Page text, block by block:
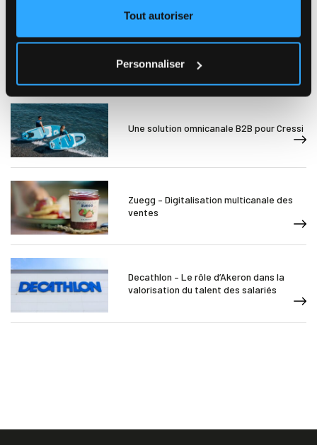
Tout autoriser
Personnaliser
Simplification de la Gestion des Bonus
chez Bel France
Une solution omnicanale B2B pour Cressi
Zuegg – Digitalisation multicanale des
ventes
Decathlon – Le rôle d’Akeron dans la
valorisation du talent des salariés